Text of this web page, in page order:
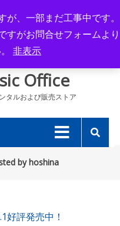
Office
タルおよび販売ストア
by hoshina
好評発売中！
、一部まだ工事中です。
すがお問合せフォームより
非表示